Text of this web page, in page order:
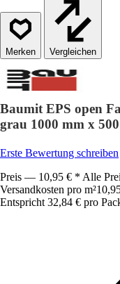
Vergleichen
Baumit EPS open
grau 1000 mm x
Erste Bewertung schreiben
Preis — 10,95 € * Alle
Versandkosten pro m²
Entspricht 32,84 € pro